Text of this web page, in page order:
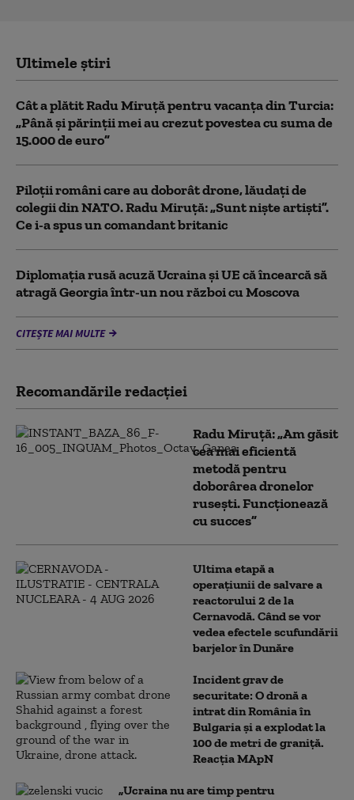
Ultimele știri
Cât a plătit Radu Miruță pentru vacanța din Turcia:
„Până și părinții mei au crezut povestea cu suma de
15.000 de euro”
Piloții români care au doborât drone, lăudați de
colegii din NATO. Radu Miruță: „Sunt niște artiști”.
Ce i-a spus un comandant britanic
Diplomaţia rusă acuză Ucraina şi UE că încearcă să
atragă Georgia într-un nou război cu Moscova
CITEȘTE MAI MULTE
Recomandările redacţiei
Radu Miruță: „Am găsit
cea mai eficientă
metodă pentru
doborârea dronelor
rusești. Funcționează
cu succes”
Ultima etapă a
operațiunii de salvare a
reactorului 2 de la
Cernavodă. Când se vor
vedea efectele scufundării
barjelor în Dunăre
Incident grav de
securitate: O dronă a
intrat din România în
Bulgaria şi a explodat la
100 de metri de graniţă.
Reacția MApN
„Ucraina nu are timp pentru